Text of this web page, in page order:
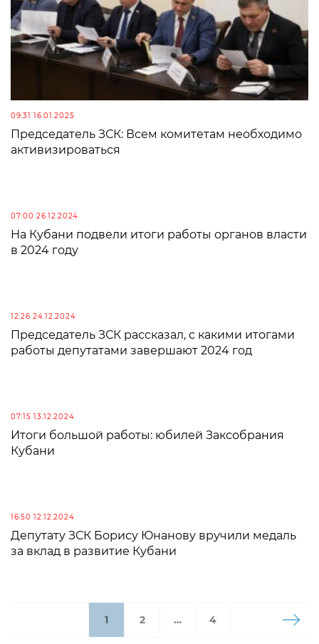
09:31 16.01.2025
Председатель ЗСК: Всем комитетам необходимо
активизироваться
07:00 26.12.2024
На Кубани подвели итоги работы органов власти
в 2024 году
12:26 24.12.2024
Председатель ЗСК рассказал, с какими итогами
работы депутатами завершают 2024 год
07:15 13.12.2024
Итоги большой работы: юбилей Заксобрания
Кубани
16:50 12.12.2024
Депутату ЗСК Борису Юнанову вручили медаль
за вклад в развитие Кубани
1 2 … 4